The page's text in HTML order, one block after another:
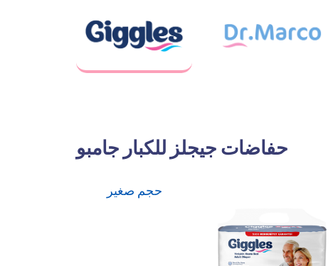
حفاضات جيجلز للكبار جامبو
حجم صغير